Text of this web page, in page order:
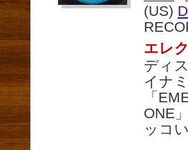
(US)
エレ
ディ
イナ
「
ONE
ッコ